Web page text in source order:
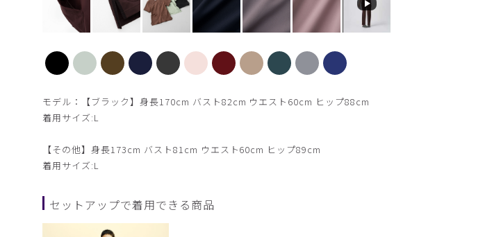
【新色】セージグリーン
モデル：【ブラック】身長170cm バスト82cm ウエスト60cm ヒップ88cm
着用サイズ:L
【その他】身長173cm バスト81cm ウエスト60cm ヒップ89cm
着用サイズ:L
セットアップで着用できる商品